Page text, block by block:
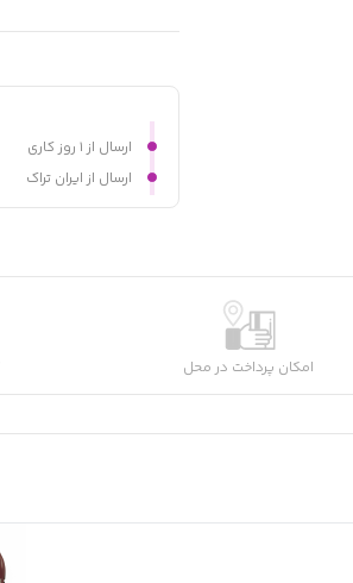
ارسال از ۱ روز کاری
ارسال از ایران تراک
امکان پرداخت در محل